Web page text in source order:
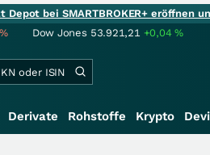
Depot bei SMARTBROKER+ eröffnen
% Dow Jones 53.921,21 +0,04%
Derivate Rohstoffe Krypto